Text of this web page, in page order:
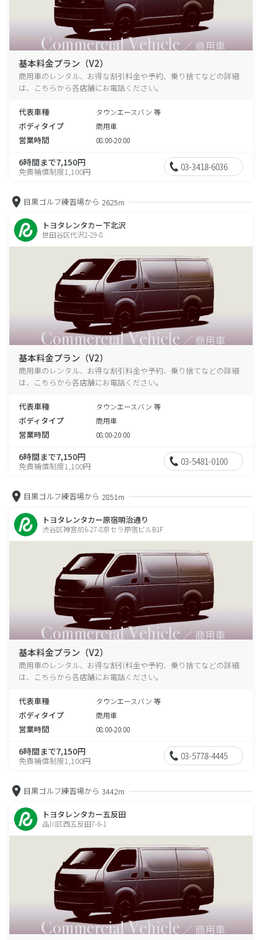
基本料金プラン（V2）
商用車のレンタル、お得な割引料金や予約、乗り捨てなどの詳細
は、こちらから各店舗にお電話ください。
代表車種 タウンエースバン 等
ボディタイプ 商用車
営業時間 08:00-20:00
6時間まで7,150円
免責補償制度1,100円 03-3418-6036
目黒ゴルフ練習場から 2625m
トヨタレンタカー下北沢
世田谷区代沢2-29-8
基本料金プラン（V2）
商用車のレンタル、お得な割引料金や予約、乗り捨てなどの詳細
は、こちらから各店舗にお電話ください。
代表車種 タウンエースバン 等
ボディタイプ 商用車
営業時間 08:00-20:00
6時間まで7,150円
免責補償制度1,100円 03-5481-0100
目黒ゴルフ練習場から 2851m
トヨタレンタカー原宿明治通り
渋谷区神宮前6-27-8京セラ原宿ビルB1F
基本料金プラン（V2）
商用車のレンタル、お得な割引料金や予約、乗り捨てなどの詳細
は、こちらから各店舗にお電話ください。
代表車種 タウンエースバン 等
ボディタイプ 商用車
営業時間 08:00-20:00
6時間まで7,150円
免責補償制度1,100円 03-5778-4445
目黒ゴルフ練習場から 3442m
トヨタレンタカー五反田
品川区西五反田7-6-1